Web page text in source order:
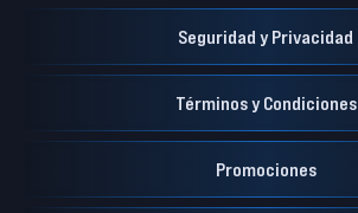
Seguridad y Privacidad
Términos y Condiciones
Promociones